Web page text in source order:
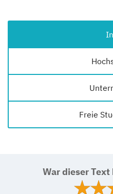
Freie
War dieser